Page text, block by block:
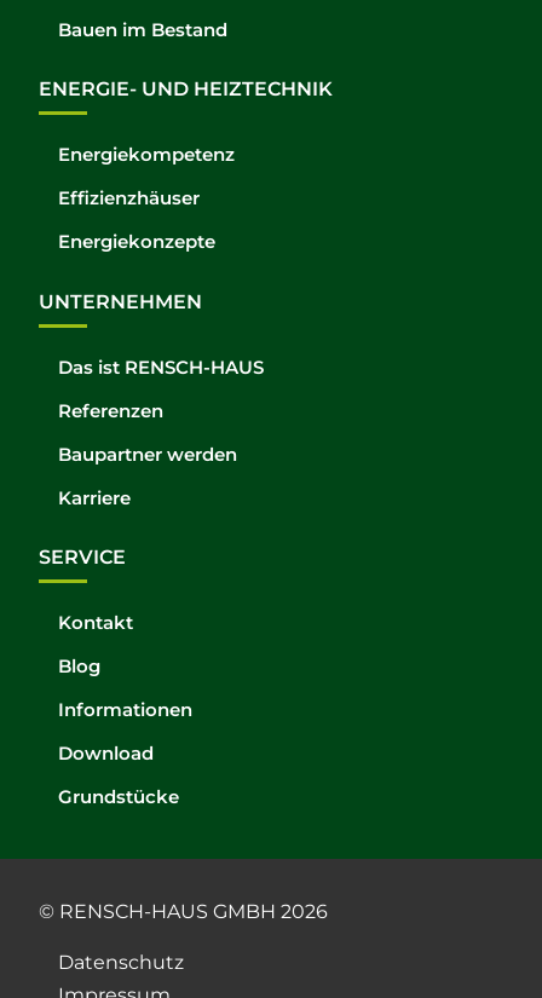
Bauen im Bestand
ENERGIE- UND HEIZTECHNIK
Energiekompetenz
Effizienzhäuser
Energiekonzepte
UNTERNEHMEN
Das ist RENSCH-HAUS
Referenzen
Baupartner werden
Karriere
SERVICE
Kontakt
Blog
Informationen
Download
Grundstücke
© RENSCH-HAUS GMBH 2026
Datenschutz